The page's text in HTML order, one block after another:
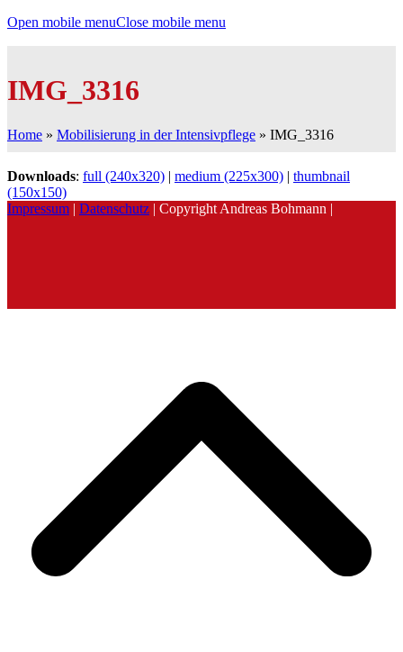
Open mobile menuClose mobile menu
IMG_3316
Home » Mobilisierung in der Intensivpflege » IMG_3316
Downloads: full (240x320) | medium (225x300) | thumbnail
(150x150)
Impressum | Datenschutz | Copyright Andreas Bohmann |